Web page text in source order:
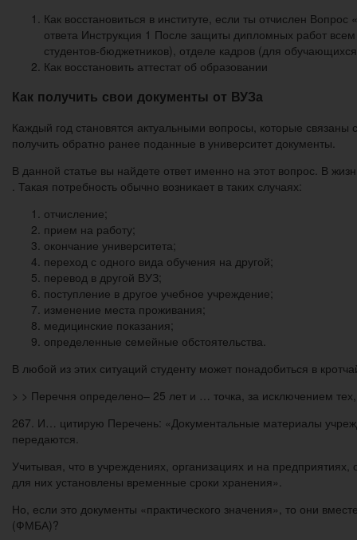
Как восстановиться в институте, если ты отчислен
ответа Инструкция 1 После защиты дипломных работ
студентов-бюджетников), отделе кадров (для
Как восстановить аттестат об образовании
Как получить свои документы от ВУЗа
Каждый год становятся актуальными вопросы, которые
получить обратно ранее поданные в университет документы.
В данной статье вы найдете ответ именно на этот вопрос. В
. Такая потребность обычно возникает в таких случаях:
отчисление;
прием на работу;
окончание университета;
переход с одного вида обучения на другой;
перевод в другой ВУЗ;
поступление в другое учебное учреждение;
изменение места проживания;
медицинские показания;
определенные семейные обстоятельства.
В любой из этих ситуаций студенту может понадобиться в
> > Перечня определено– 25 лет и … точка, за исключением
267. И… цитирую Перечень: «Документальные материалы
передаются.
Учитывая, что в учреждениях, организациях и на
для них установлены временные сроки хранения».
Но, если это документы «практического значения», то они
(ФМБА)?